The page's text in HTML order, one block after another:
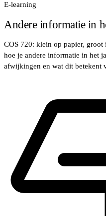
E-learning
Andere informatie in
COS 720: klein op papier,
hoe je andere informatie in het
afwijkingen en wat dit betekent